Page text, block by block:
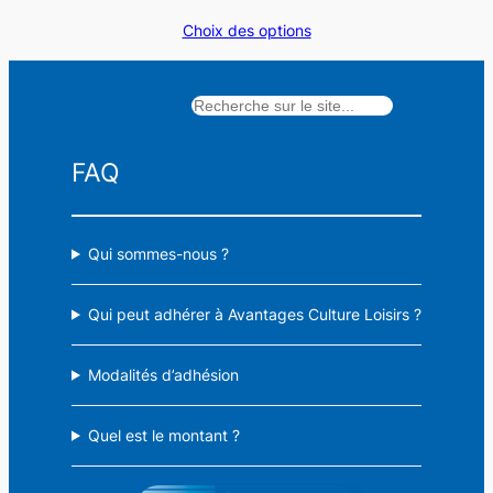
prix :
6,00 €
17,50 €
Choix des options
FAQ
Qui sommes-nous ?
Qui peut adhérer à Avantages Culture Loisirs ?
Modalités d’adhésion
Quel est le montant ?